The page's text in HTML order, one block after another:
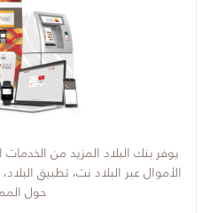
يوفر بنك البلاد المزيد من
الأموال عبر البلاد نت، تطبيق
حول